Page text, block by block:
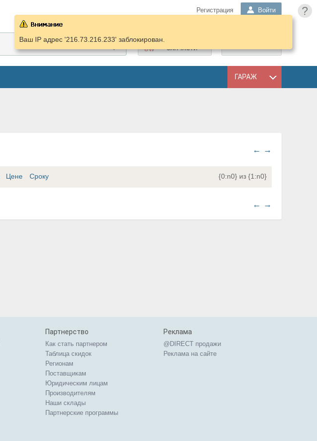
?
Регистрация Войти
ЗАПЧАСТИ
ГАРАЖ
Ваш IP адрес '216.73.216.233' заблокирован.
← →
{0:n0} из {1:n0}
Цене Сроку
← →
Партнерство
Как стать партнером
Таблица скидок
Регионам
Поставщикам
Юридическим лицам
Производителям
Наши склады
Партнерские программы
Реклама
@DIRECT продажи
Реклама на сайте